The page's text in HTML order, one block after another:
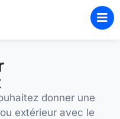
donner une
extérieur avec le